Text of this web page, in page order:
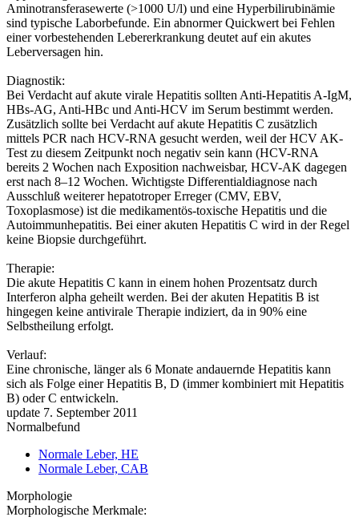
Aminotransferasewerte (>1000 U/l) und eine Hyperbilirubinämie
sind typische Laborbefunde. Ein abnormer Quickwert bei Fehlen
einer vorbestehenden Lebererkrankung deutet auf ein akutes
Leberversagen hin.
Diagnostik:
Bei Verdacht auf akute virale Hepatitis sollten Anti-Hepatitis A-IgM,
HBs-AG, Anti-HBc und Anti-HCV im Serum bestimmt werden.
Zusätzlich sollte bei Verdacht auf akute Hepatitis C zusätzlich
mittels PCR nach HCV-RNA gesucht werden, weil der HCV AK-
Test zu diesem Zeitpunkt noch negativ sein kann (HCV-RNA
bereits 2 Wochen nach Exposition nachweisbar, HCV-AK dagegen
erst nach 8–12 Wochen. Wichtigste Differentialdiagnose nach
Ausschluß weiterer hepatotroper Erreger (CMV, EBV,
Toxoplasmose) ist die medikamentös-toxische Hepatitis und die
Autoimmunhepatitis. Bei einer akuten Hepatitis C wird in der Regel
keine Biopsie durchgeführt.
Therapie:
Die akute Hepatitis C kann in einem hohen Prozentsatz durch
Interferon alpha geheilt werden. Bei der akuten Hepatitis B ist
hingegen keine antivirale Therapie indiziert, da in 90% eine
Selbstheilung erfolgt.
Verlauf:
Eine chronische, länger als 6 Monate andauernde Hepatitis kann
sich als Folge einer Hepatitis B, D (immer kombiniert mit Hepatitis
B) oder C entwickeln.
update 7. September 2011
Normalbefund
Normale Leber, HE
Normale Leber, CAB
Morphologie
Morphologische Merkmale: